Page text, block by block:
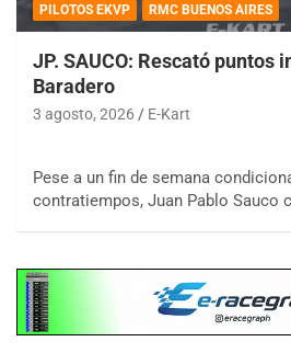
PILOTOS EKVP RMC BUENOS AIRES
JP. SAUCO: Rescató puntos
Baradero
3 agosto, 2026 E-Kart
Pese a un fin de semana
contratiempos, Juan Pablo Sauco
IAME SERIES ARGENTINA 6
KDO - F6
Ciudad de Trenque Lauquen (Asfalto)
Trenque Lauquen (Buenos Aires)